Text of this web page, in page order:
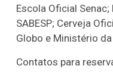
Escola Oficial
SABESP; Cerveja
Globo e Ministério da
Contatos para